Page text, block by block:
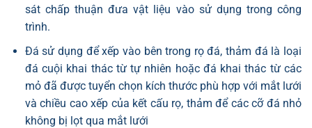
sát chấp thuận đưa vật liệu vào sử dụng trong công
trình.
Đá sử dụng để xếp vào bên trong rọ đá, thảm đá là loại
đá cuội khai thác từ tự nhiên hoặc đá khai thác từ các
mỏ đã được tuyển chọn kích thước phù hợp với mắt lưới
và chiều cao xếp của kết cấu rọ, thảm để các cỡ đá nhỏ
không bị lọt qua mắt lưới